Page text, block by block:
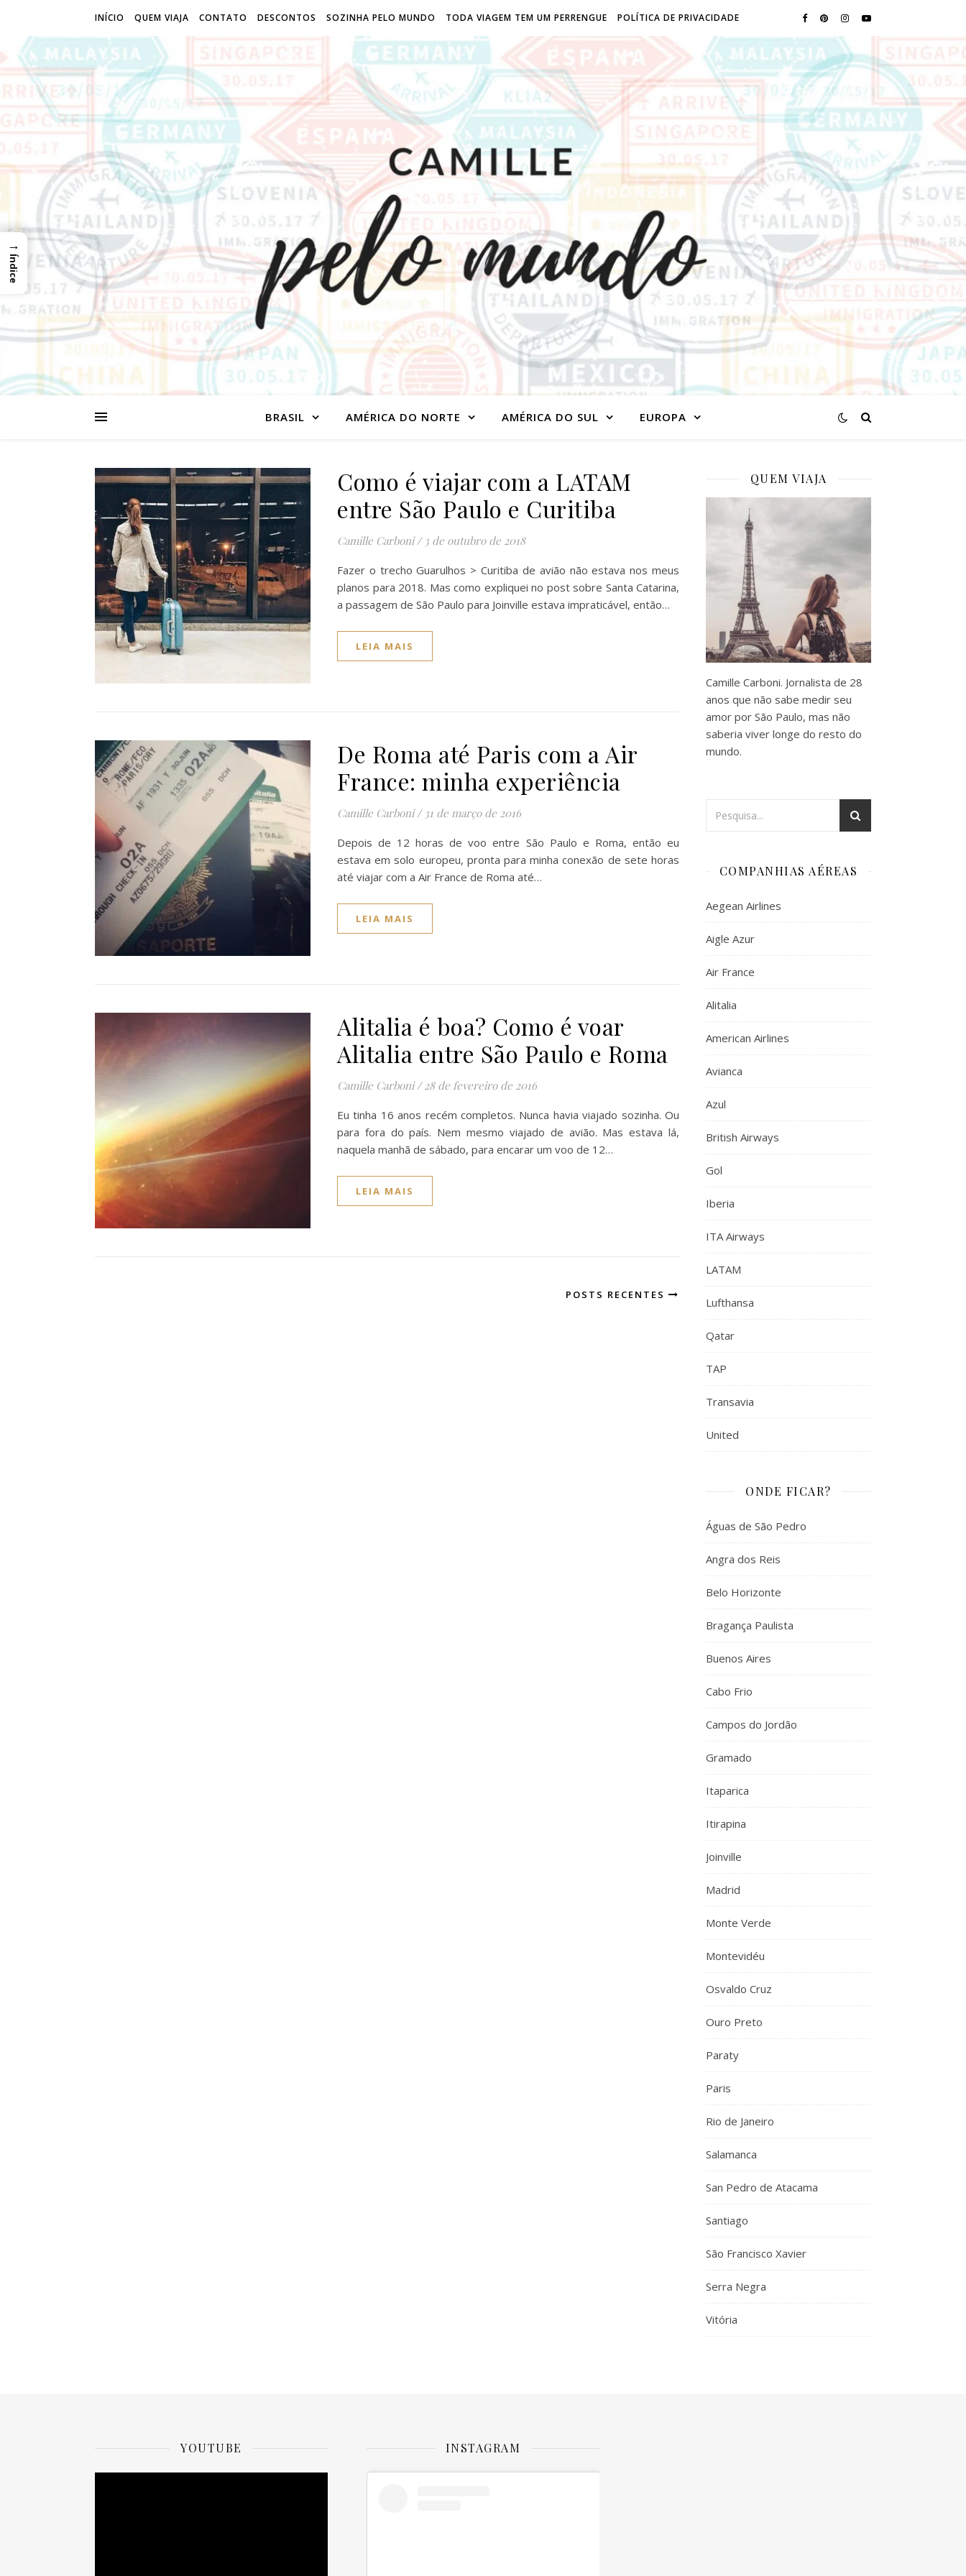
INÍCIO QUEM VIAJA CONTATO DESCONTOS SOZINHA PELO MUNDO TODA VIAGEM TEM UM PERRENGUE POLÍTICA DE PRIVACIDADE
BRASIL AMÉRICA DO NORTE AMÉRICA DO SUL EUROPA
Como é viajar com a LATAM
entre São Paulo e Curitiba
Camille Carboni / 3 de outubro de 2018
Fazer o trecho Guarulhos > Curitiba de avião não estava nos meus
planos para 2018. Mas como expliquei no post sobre Santa Catarina,
a passagem de São Paulo para Joinville estava impraticável, então…
LEIA MAIS
De Roma até Paris com a Air
France: minha experiência
Camille Carboni / 31 de março de 2016
Depois de 12 horas de voo entre São Paulo e Roma, então eu
estava em solo europeu, pronta para minha conexão de sete horas
até viajar com a Air France de Roma até…
LEIA MAIS
Alitalia é boa? Como é voar
Alitalia entre São Paulo e Roma
Camille Carboni / 28 de fevereiro de 2016
Eu tinha 16 anos recém completos. Nunca havia viajado sozinha. Ou
para fora do país. Nem mesmo viajado de avião. Mas estava lá,
naquela manhã de sábado, para encarar um voo de 12…
LEIA MAIS
POSTS RECENTES
QUEM VIAJA
Camille Carboni. Jornalista de 28
anos que não sabe medir seu
amor por São Paulo, mas não
saberia viver longe do resto do
mundo.
COMPANHIAS AÉREAS
Aegean Airlines
Aigle Azur
Air France
Alitalia
American Airlines
Avianca
Azul
British Airways
Gol
Iberia
ITA Airways
LATAM
Lufthansa
Qatar
TAP
Transavia
United
ONDE FICAR?
Águas de São Pedro
Angra dos Reis
Belo Horizonte
Bragança Paulista
Buenos Aires
Cabo Frio
Campos do Jordão
Gramado
Itaparica
Itirapina
Joinville
Madrid
Monte Verde
Montevidéu
Osvaldo Cruz
Ouro Preto
Paraty
Paris
Rio de Janeiro
Salamanca
San Pedro de Atacama
Santiago
São Francisco Xavier
Serra Negra
Vitória
YOUTUBE INSTAGRAM
→
Índice